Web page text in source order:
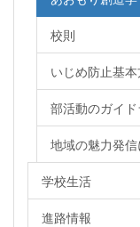
校則
いじめ防止基
部活動のガイ
地域の魅力発
学校生活
進路情報